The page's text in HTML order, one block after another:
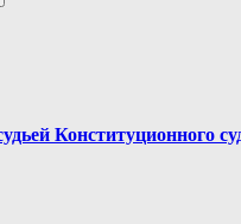
Конституционного